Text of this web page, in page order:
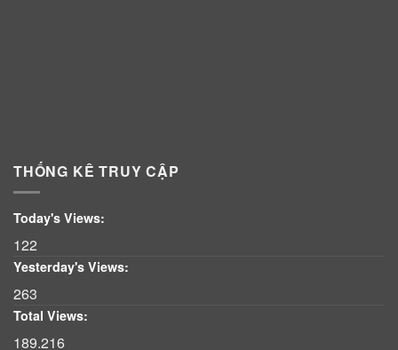
THỐNG KÊ TRUY CẬP
Today's Views:
122
Yesterday's Views:
263
Total Views:
189.216